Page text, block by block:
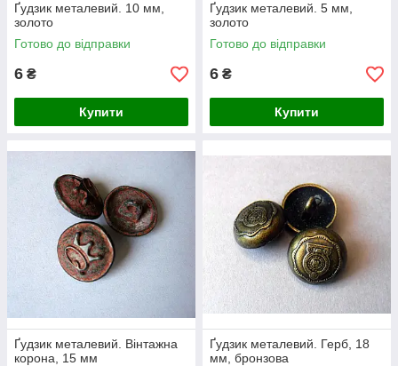
Ґудзик металевий. 10 мм,
золото
Готово до відправки
6 ₴
Купити
Ґудзик металевий. 5 мм,
золото
Готово до відправки
6 ₴
Купити
Ґудзик металевий. Вінтажна
корона, 15 мм
Ґудзик металевий. Герб, 18
мм, бронзова